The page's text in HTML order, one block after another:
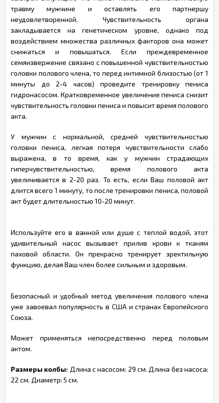
травму мужчине и оставлять его партнершу
неудовлетворенной. Чувствительность органа
закладывается на генетическом уровне, однако под
воздействием множества различных факторов она может
снижаться и повышаться. Если преждевременное
семяизвержение связано с повышенной чувствительностью
головки полового члена, то перед интимной близостью (от 1
минуты до 2-4 часов) проведите тренировку пениса
гидронасосом. Кратковременное увеличение пениса снизит
чувствительность головки пениса и повысит время полового
акта.
У мужчин с нормальной, средней чувствительностью
головки пениса, легкая потеря чувствительности слабо
выражена, в то время, как у мужчин страдающих
гиперчувствительностью, время полового акта
увеличивается в 2-20 раз. То есть, если Ваш половой акт
длится всего 1 минуту, то после тренировки пениса, половой
акт будет длительностью 10-20 минут.
Используйте его в ванной или душе с теплой водой, этот
удивительный насос вызывает прилив крови к тканям
паховой области. Он прекрасно тренирует эректильную
функцию, делая Ваш член более сильным и здоровым.
Безопасный и удобный метод увеличения полового члена
уже завоевал популярность в США и странах Европейского
Союза.
Может применяться непосредственно перед половым
актом.
Размеры колбы: Длина с насосом: 29 см. Длина без насоса:
22 см. Диаметр: 5 см.